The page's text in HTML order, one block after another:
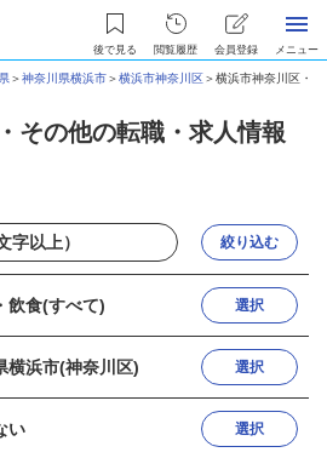
後で見る 閲覧履歴 会員登録 メニュー
＞神奈川県横浜市＞横浜市神奈川区＞横浜市神奈川区・
その他の転職・求人情報
絞り込む
飲食(すべて) 選択
横浜市(神奈川区) 選択
い 選択